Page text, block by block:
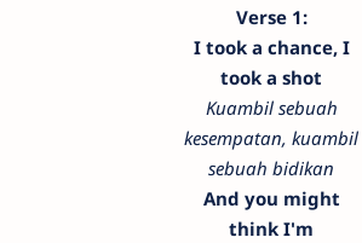
Verse 1:
I took a chance, I
took a shot
Kuambil sebuah
kesempatan, kuambil
sebuah bidikan
And you might
think I'm